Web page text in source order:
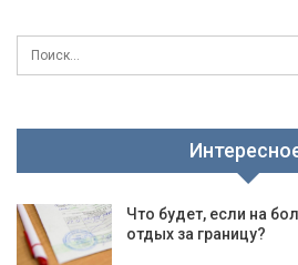
Что будет, если на
отдых за границу?